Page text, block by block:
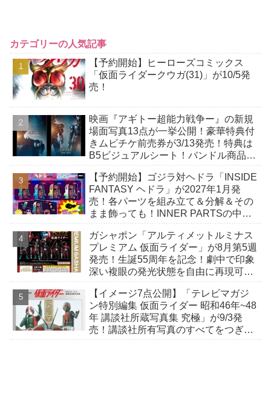
カテゴリーの人気記事
【予約開始】ヒーローズコミックス
「仮面ライダークウガ(31)」が10/5発
売！
映画『アギトー超能力戦争ー』の新規
場面写真13点が一挙公開！豪華特典付
きムビチケ前売券が3/13発売！特典は
B5ビジュアルシート！バンドル商品付
【予約開始】ゴジラ対ヘドラ「INSIDE
FANTASY ヘドラ」が2027年1月発
売！各パーツを組み立て＆分解＆その
まま飾っても！INNER PARTSの中に
ガシャポン「アルティメットルミナス
プレミアム 仮面ライダー」が8月第5週
発売！生誕55周年を記念！劇中で印象
深い複眼の発光状態を自由に再現可
【イメージ7点公開】「テレビマガジ
ン特別編集 仮面ライダー 昭和46年~48
年 講談社所蔵写真集 究極」が9/3発
売！講談社所有写真のすべてをつぎ込